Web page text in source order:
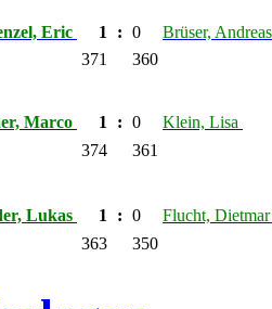
Eric 1 : 0
Brüser,
371
360
Marco 1 : 0
Klein, Lisa
374
361
Lukas 1 : 0
Flucht,
363
350